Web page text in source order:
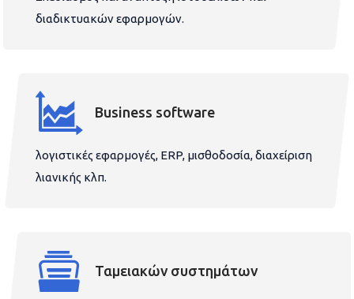
διαδικτυακών εφαρμογών.
Business software
λογιστικές εφαρμογές, ERP, μισθοδοσία, διαχείριση
λιανικής κλπ.
Ταμειακών συστημάτων